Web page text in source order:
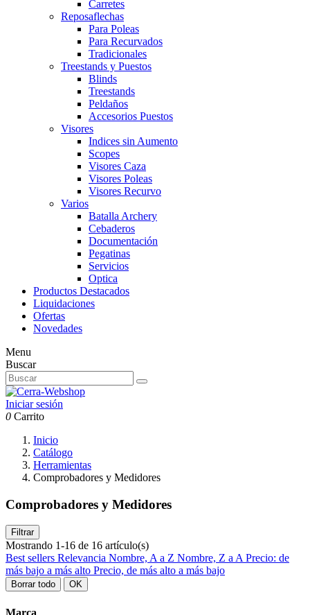
Carretes
Reposaflechas
Para Poleas
Para Recurvados
Tradicionales
Treestands y Puestos
Blinds
Treestands
Peldaños
Accesorios Puestos
Visores
Indices sin Aumento
Scopes
Visores Caza
Visores Poleas
Visores Recurvo
Varios
Batalla Archery
Cebaderos
Documentación
Pegatinas
Servicios
Optica
Productos Destacados
Liquidaciones
Ofertas
Novedades
Menu
Buscar
Iniciar sesión
0 Carrito
Inicio
Catálogo
Herramientas
Comprobadores y Medidores
Comprobadores y Medidores
Filtrar
Mostrando 1-16 de 16 artículo(s)
Best sellers Relevancia Nombre, A a Z Nombre, Z a APrecio: de
más bajo a más alto Precio, de más alto a más bajo
Borrar todo OK
Marca